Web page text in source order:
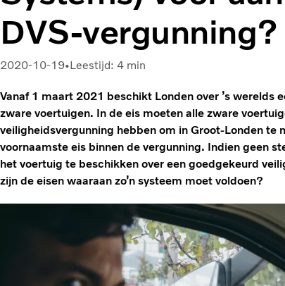
DVS-vergunning?
2020-10-19 Leestijd: 4 min
Vanaf 1 maart 2021 beschikt Londen over ’s werelds
zware voertuigen. In de eis moeten alle zware
veiligheidsvergunning hebben om in Groot-Londen te
voornaamste eis binnen de vergunning. Indien geen
het voertuig te beschikken over een goedgekeurd
zijn de eisen waaraan zo’n systeem moet voldoen?